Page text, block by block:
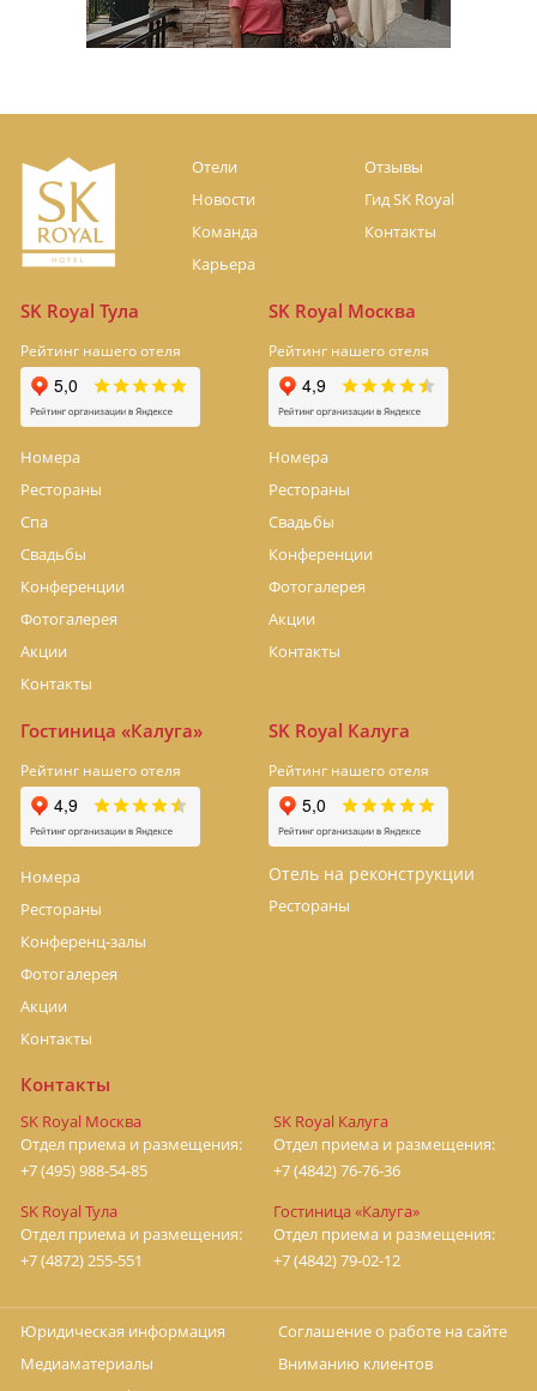
Отели
Новости
Команда
Карьера
Отзывы
Гид SK Royal
Контакты
SK Royal Тула
Рейтинг нашего отеля
Номера
Рестораны
Спа
Свадьбы
Конференции
Фотогалерея
Акции
Контакты
SK Royal Москва
Рейтинг нашего отеля
Номера
Рестораны
Свадьбы
Конференции
Фотогалерея
Акции
Контакты
Гостиница «Калуга»
Рейтинг нашего отеля
Номера
Рестораны
Конференц-залы
Фотогалерея
Акции
Контакты
SK Royal Калуга
Рейтинг нашего отеля
Отель на реконструкции
Рестораны
Контакты
SK Royal Москва
Отдел приема и размещения:
+7 (495) 988-54-85
SK Royal Калуга
Отдел приема и размещения:
+7 (4842) 76-76-36
SK Royal Тула
Отдел приема и размещения:
+7 (4872) 255-551
Гостиница «Калуга»
Отдел приема и размещения:
+7 (4842) 79-02-12
Юридическая информация
Медиаматериалы
Соглашение о работе на сайте
Вниманию клиентов